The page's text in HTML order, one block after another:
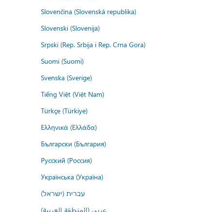
Slovenčina (Slovenská republika)
Slovenski (Slovenija)
Srpski (Rep. Srbija i Rep. Crna Gora)
Suomi (Suomi)
Svenska (Sverige)
Tiếng Việt (Việt Nam)
Türkçe (Türkiye)
Ελληνικά (Ελλάδα)
Български (България)
Русский (Россия)
Українська (Україна)
עברית (ישראל)
عربي (المنطقة العربية)